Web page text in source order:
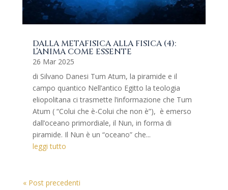
DALLA METAFISICA ALLA FISICA (4):
L’ANIMA COME ESSENTE
26 Mar 2025
di Silvano Danesi Tum Atum, la piramide e il
campo quantico Nell’antico Egitto la teologia
eliopolitana ci trasmette l’informazione che Tum
Atum ( “Colui che è-Colui che non è”), è emerso
dall’oceano primordiale, il Nun, in forma di
piramide. Il Nun è un “oceano” che...
leggi tutto
« Post precedenti